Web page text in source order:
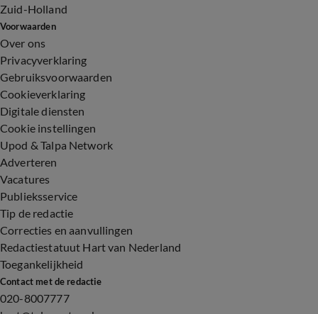
Zuid-Holland
Voorwaarden
Over ons
Privacyverklaring
Gebruiksvoorwaarden
Cookieverklaring
Digitale diensten
Cookie instellingen
Upod & Talpa Network
Adverteren
Vacatures
Publieksservice
Tip de redactie
Correcties en aanvullingen
Redactiestatuut Hart van Nederland
Toegankelijkheid
Contact met de redactie
020-8007777